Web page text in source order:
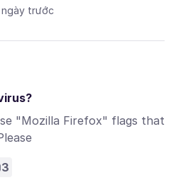
trước
"Mozilla Firefox" flags that
3